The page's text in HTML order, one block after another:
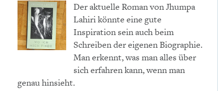
Der aktuelle Roman von Jhumpa
Lahiri könnte eine gute
Inspiration sein auch beim
Schreiben der eigenen Biographie.
Man erkennt, was man alles über
sich erfahren kann, wenn man
genau hinsieht.